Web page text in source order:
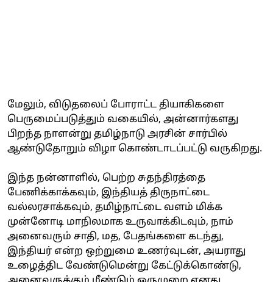
மேலும், விடுதலைப் போராட்ட தியாகிகளை
பெருமைப்படுத்தும் வகையில், அன்னார்களது
பிறந்த நாளன்று தமிழ்நாடு அரசின் சார்பில்
ஆண்டுதோறும் விழா கொண்டாடப்பட்டு வருகிறது.
இந்த நன்னாளில், பெற்ற சுதந்திரத்தை
பேணிக்காக்கவும், இந்தியத் திருநாட்டை
வல்லரசாக்கவும், தமிழ்நாட்டை வளம் மிக்க
முன்னோடி மாநிலமாக உருவாக்கிடவும், நாம்
அனைவரும் சாதி, மத, பேதங்களை கடந்து,
இந்தியர் என்ற ஒற்றுமை உணர்வுடன், அயராது
உழைத்திட வேண்டுமென்று கேட்டுக்கொண்டு,